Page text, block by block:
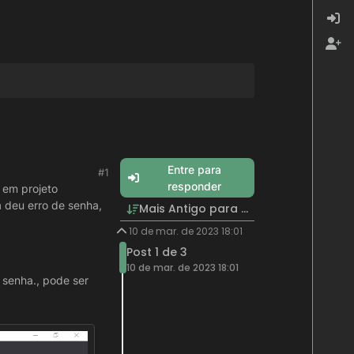
#1
projeto
erro de senha,
pode ser
Entre para
responder
Mais Antigo para Mais Recente
10 de mar. de 2023 18:01
Post 1 de 3
10 de mar. de 2023 18:01